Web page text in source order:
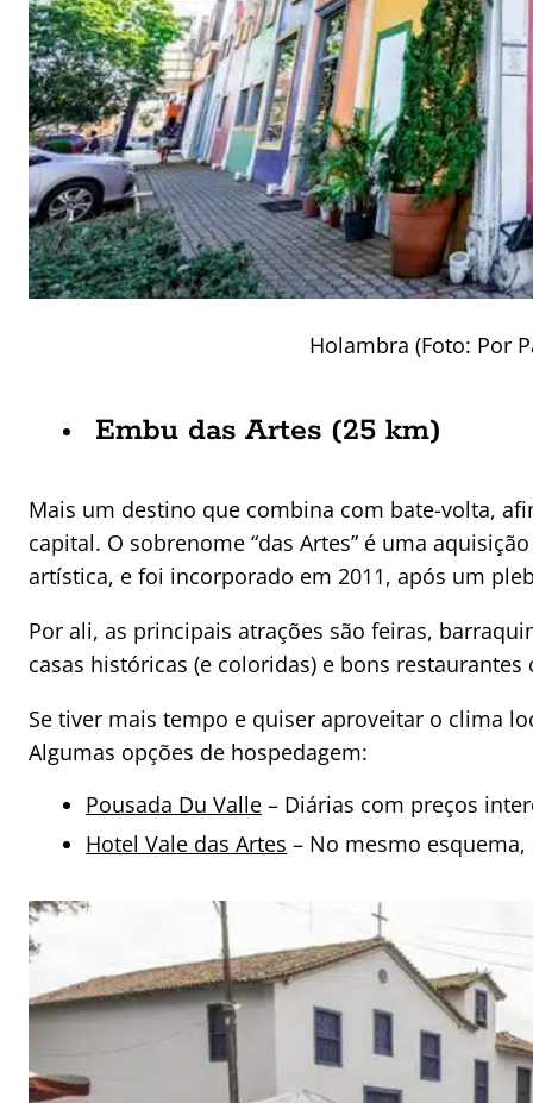
Holambra (Foto: Por
Embu das Artes (25 km)
Mais um destino que combina com bate-volta,
capital. O sobrenome “das Artes” é uma
artística, e foi incorporado em 2011, após um
Por ali, as principais atrações são feiras,
casas históricas (e coloridas) e bons
Se tiver mais tempo e quiser aproveitar o clima
Algumas opções de hospedagem:
Pousada Du Valle – Diárias com preços
Hotel Vale das Artes – No mesmo